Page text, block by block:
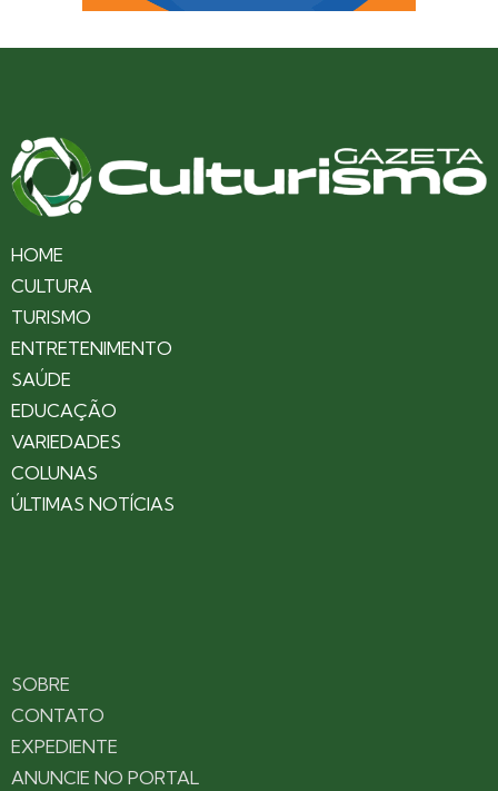
HOME
CULTURA
TURISMO
ENTRETENIMENTO
SAÚDE
EDUCAÇÃO
VARIEDADES
COLUNAS
ÚLTIMAS NOTÍCIAS
SOBRE
CONTATO
EXPEDIENTE
ANUNCIE NO PORTAL